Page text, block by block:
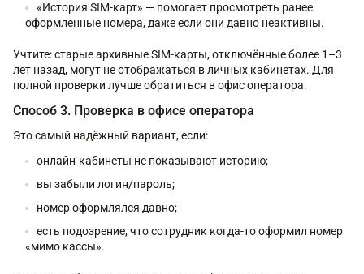
«История SIM-карт» — помогает просмотреть ранее
оформленные номера, даже если они давно неактивны.
Учтите: старые архивные SIM-карты, отключённые более 1–3
лет назад, могут не отображаться в личных кабинетах. Для
полной проверки лучше обратиться в офис оператора.
Способ 3. Проверка в офисе оператора
Это самый надёжный вариант, если:
онлайн-кабинеты не показывают историю;
вы забыли логин/пароль;
номер оформлялся давно;
есть подозрение, что сотрудник когда-то оформил номер
«мимо кассы».